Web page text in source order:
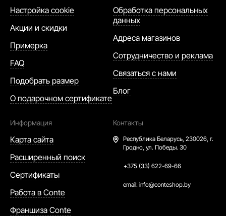
Настройка cookie
Акции и скидки
Примерка
FAQ
Подобрать размер
О подарочном сертификате
Обработка персональных
данных
Адреса магазинов
Сотрудничество и реклама
Связаться с нами
Блог
Информация
Карта сайта
Расширенный поиск
Сертификаты
Работа в Conte
Франшиза Conte
Контакты
Республика Беларусь, 230026, г.
Гродно, ул. Победы. 30
+375 (33) 622-69-66
email: info@conteshop.by